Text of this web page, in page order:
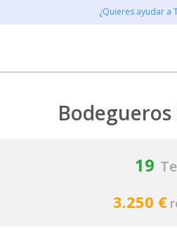
¿Quieres ayudar a
Bodegueros
19
3.250 €